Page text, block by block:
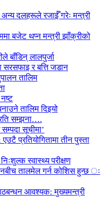
अन्य दलहरूले रजाईँ गरेः मन्त्री
बजेट थप्न मन्त्री झाँक्रीको
बाँडिन् लालपुर्जा
सरसफाइ र बत्ति जडान
तालिम
तालिम दिइयो
सम्झना….
सूचीमा’
प्रतियोगितामा तीन पुस्ता
स्वास्थ्य परीक्षण
तालमेल गर्न कोशिस हुन्छ ः
आवश्यक: मुख्यमन्त्री